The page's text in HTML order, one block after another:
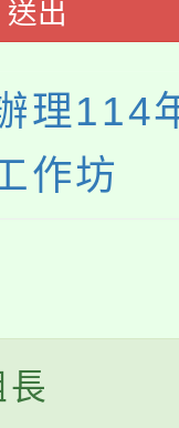
送出
理114
作坊